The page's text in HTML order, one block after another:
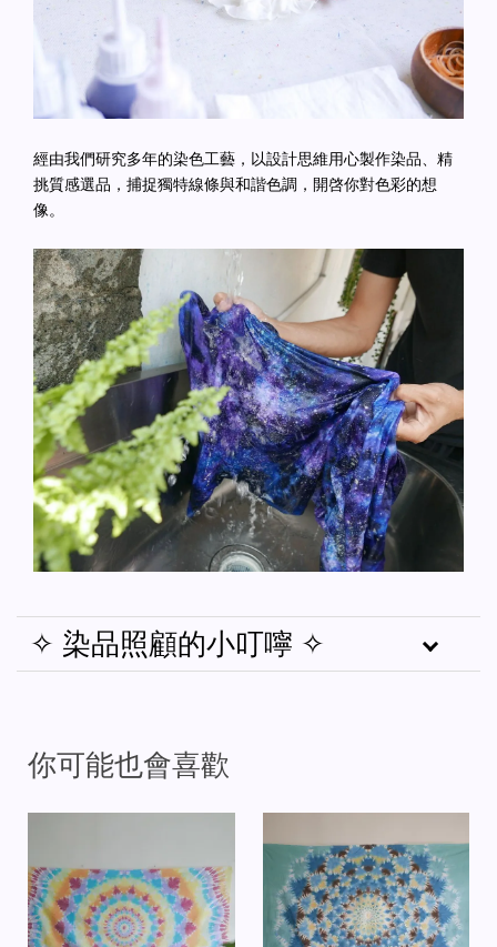
經由我們研究多年的染色工藝，以設計思維用心製作染品、精
挑質感選品，捕捉獨特線條與和諧色調，開啓你對色彩的想
像。
✧ 染品照顧的小叮嚀 ✧
你可能也會喜歡